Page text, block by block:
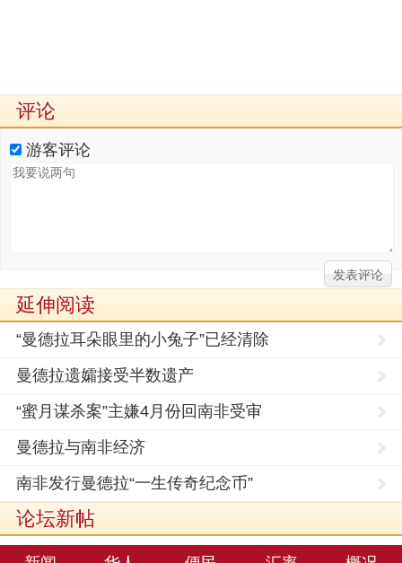
评论
游客评论
延伸阅读
“曼德拉耳朵眼里的小兔子”已经清除
曼德拉遗孀接受半数遗产
“蜜月谋杀案”主嫌4月份回南非受审
曼德拉与南非经济
南非发行曼德拉“一生传奇纪念币”
论坛新帖